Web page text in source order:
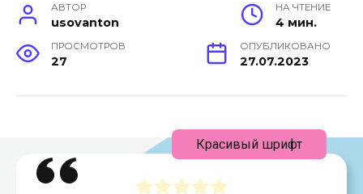
АВТОР
usovanton
НА ЧТЕНИЕ
4 мин.
ПРОСМОТРОВ
27
ОПУБЛИКОВАНО
27.07.2023
Красивый шрифт